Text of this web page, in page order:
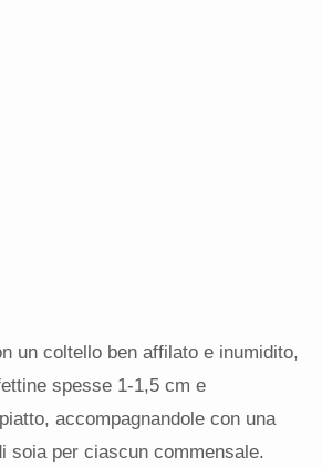
un coltello ben affilato e inumidito,
spesse 1-1,5 cm e
accompagnandole con una
soia per ciascun commensale.